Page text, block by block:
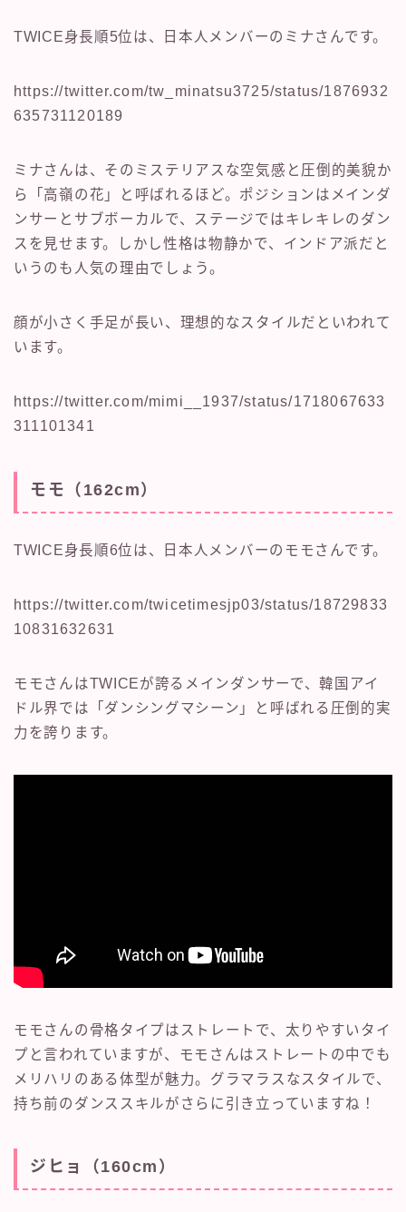
TWICE身長順5位は、日本人メンバーのミナさんです。
https://twitter.com/tw_minatsu3725/status/1876932
635731120189
ミナさんは、そのミステリアスな空気感と圧倒的美貌か
ら「高嶺の花」と呼ばれるほど。ポジションはメインダ
ンサーとサブボーカルで、ステージではキレキレのダン
スを見せます。しかし性格は物静かで、インドア派だと
いうのも人気の理由でしょう。
顔が小さく手足が長い、理想的なスタイルだといわれて
います。
https://twitter.com/mimi__1937/status/1718067633
311101341
モモ（162cm）
TWICE身長順6位は、日本人メンバーのモモさんです。
https://twitter.com/twicetimesjp03/status/18729833
10831632631
モモさんはTWICEが誇るメインダンサーで、韓国アイ
ドル界では「ダンシングマシーン」と呼ばれる圧倒的実
力を誇ります。
モモさんの骨格タイプはストレートで、太りやすいタイ
プと言われていますが、モモさんはストレートの中でも
メリハリのある体型が魅力。グラマラスなスタイルで、
持ち前のダンススキルがさらに引き立っていますね！
ジヒョ（160cm）